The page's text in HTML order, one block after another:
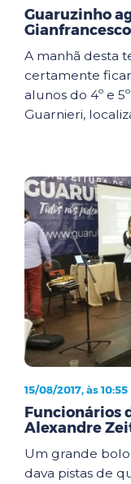
Guaruzinho
A manhã desta
certamente
alunos do 4º e
Guarnieri,
15/08/2017, às 10:55
Funcionários
Alexandre
Um grande
dava pistas de